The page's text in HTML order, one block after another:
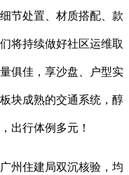
节处置、材质搭配、款
将持续做好社区运维取
俱佳，享沙盘、户型实
块成熟的交通系统，醇
出行体例多元！
住建局双沉核验，均